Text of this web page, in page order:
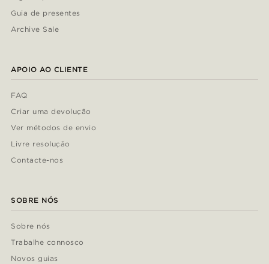
Guia de presentes
Archive Sale
APOIO AO CLIENTE
FAQ
Criar uma devolução
Ver métodos de envio
Livre resolução
Contacte-nos
SOBRE NÓS
Sobre nós
Trabalhe connosco
Novos guias